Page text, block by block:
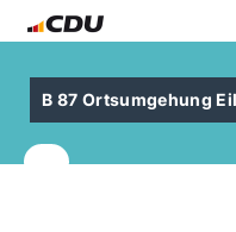
B 87 Ortsumgehung